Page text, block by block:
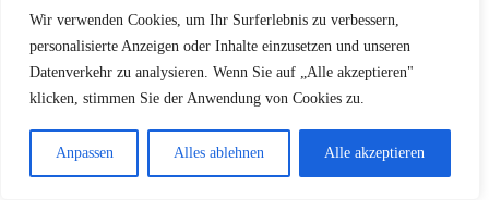
Wir verwenden Cookies, um Ihr Surferlebnis zu verbessern,
personalisierte Anzeigen oder Inhalte einzusetzen und unseren
Datenverkehr zu analysieren. Wenn Sie auf „Alle akzeptieren"
klicken, stimmen Sie der Anwendung von Cookies zu.
Anpassen Alles ablehnen Alle akzeptieren
Ein gutes Referenzfoto ist wie ein visueller
Kompass für deine künstlerische Reise.